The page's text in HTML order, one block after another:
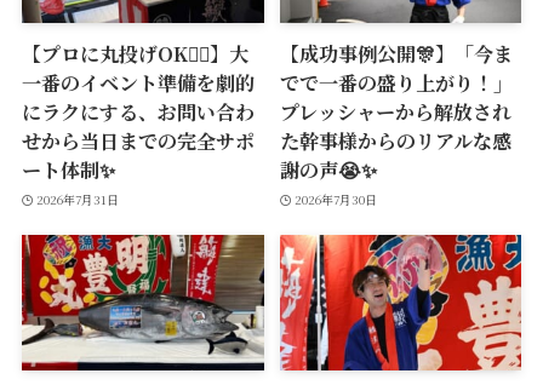
【プロに丸投げOK🙆‍♂️】大
一番のイベント準備を劇的
にラクにする、お問い合わ
せから当日までの完全サポ
ート体制✨
2026年7月31日
【成功事例公開🎊】「今ま
でで一番の盛り上がり！」
プレッシャーから解放され
た幹事様からのリアルな感
謝の声😭✨
2026年7月30日